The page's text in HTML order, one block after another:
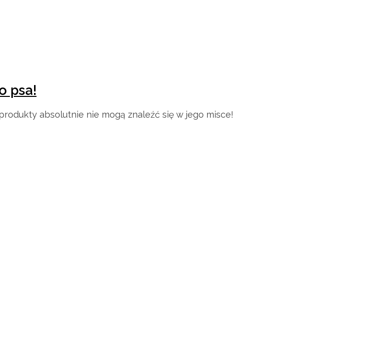
psa!
absolutnie nie mogą znaleźć się w jego misce!